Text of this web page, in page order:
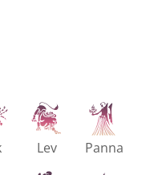
Lev Panna